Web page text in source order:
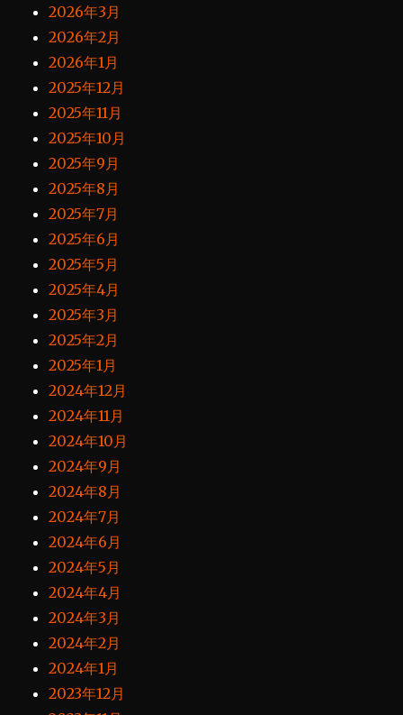
2026年3月
2026年2月
2026年1月
2025年12月
2025年11月
2025年10月
2025年9月
2025年8月
2025年7月
2025年6月
2025年5月
2025年4月
2025年3月
2025年2月
2025年1月
2024年12月
2024年11月
2024年10月
2024年9月
2024年8月
2024年7月
2024年6月
2024年5月
2024年4月
2024年3月
2024年2月
2024年1月
2023年12月